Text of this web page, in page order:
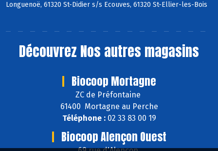
Longuenoë, 61320 St-Didier s/s Ecouves, 61320 St-Ellier-les-Bois
Découvrez Nos autres magasins
Biocoop Mortagne
ZC de Préfontaine
61400 Mortagne au Perche
Téléphone :02 33 83 00 19
Biocoop Alençon Ouest